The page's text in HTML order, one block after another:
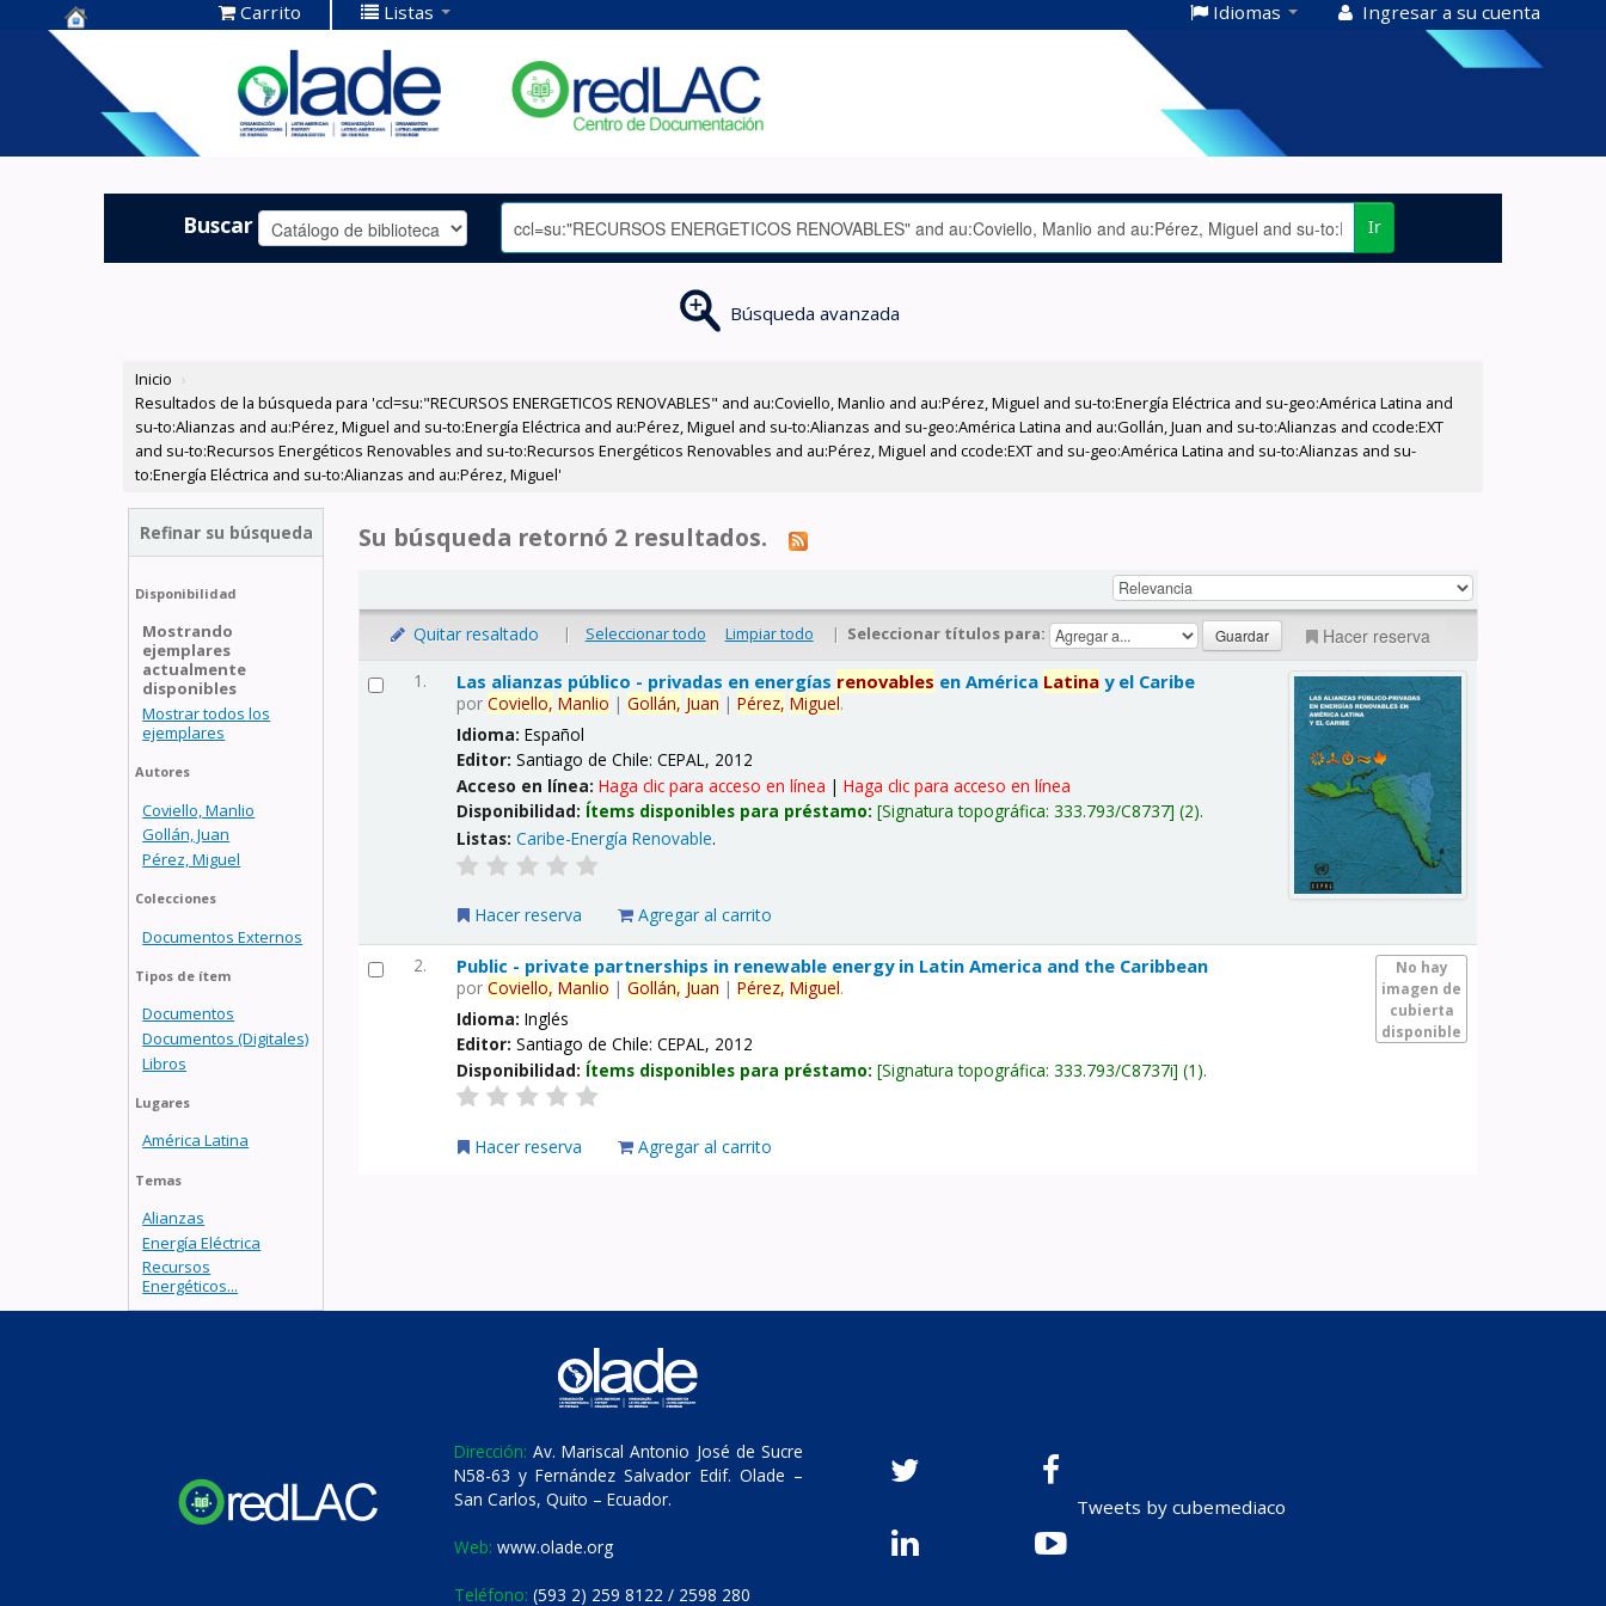
Centro de
Documentación
OLADE -
Carrito Listas Idiomas Ingresar a su cuenta
Buscar Ir
Búsqueda avanzada
Inicio ›
Resultados de la búsqueda para 'ccl=su:"RECURSOS ENERGETICOS RENOVABLES" and au:Coviello, Manlio and au:Pérez, Miguel and su-to:Energía Eléctrica and su-geo:América Latina and
su-to:Alianzas and au:Pérez, Miguel and su-to:Energía Eléctrica and au:Pérez, Miguel and su-to:Alianzas and su-geo:América Latina and au:Gollán, Juan and su-to:Alianzas and ccode:EXT
and su-to:Recursos Energéticos Renovables and su-to:Recursos Energéticos Renovables and au:Pérez, Miguel and ccode:EXT and su-geo:América Latina and su-to:Alianzas and su-
to:Energía Eléctrica and su-to:Alianzas and au:Pérez, Miguel'
Refinar su búsqueda
Disponibilidad
Mostrando
ejemplares
actualmente
disponibles
Mostrar todos los
ejemplares
Autores
Coviello, Manlio
Gollán, Juan
Pérez, Miguel
Colecciones
Documentos Externos
Tipos de ítem
Documentos
Documentos (Digitales)
Libros
Lugares
América Latina
Temas
Alianzas
Energía Eléctrica
Recursos
Energéticos...
Su búsqueda retornó 2 resultados.
Quitar resaltado | Seleccionar todo Limpiar todo | Seleccionar títulos para: Hacer reserva
1. Las alianzas público - privadas en energías renovables en América Latina y el Caribe
porCoviello, Manlio |Gollán, Juan |Pérez, Miguel.
Idioma:Español
Editor:Santiago de Chile: CEPAL, 2012
Acceso en línea:Haga clic para acceso en línea |Haga clic para acceso en línea
Disponibilidad: Ítems disponibles para préstamo: Signatura topográfica:333.793/C8737 (2).
Listas: Caribe-Energía Renovable.
Hacer reserva Agregar al carrito
2.
No hay
imagen de
cubierta
disponible
Public - private partnerships in renewable energy in Latin America and the Caribbean
porCoviello, Manlio |Gollán, Juan |Pérez, Miguel.
Idioma:Inglés
Editor:Santiago de Chile: CEPAL, 2012
Disponibilidad: Ítems disponibles para préstamo: Signatura topográfica:333.793/C8737i (1).
Hacer reserva Agregar al carrito
Dirección: Av. Mariscal Antonio José de Sucre
N58-63 y Fernández Salvador Edif. Olade –
San Carlos, Quito – Ecuador.
Web: www.olade.org
Teléfono: (593 2) 259 8122 / 2598 280
Tweets by cubemediaco